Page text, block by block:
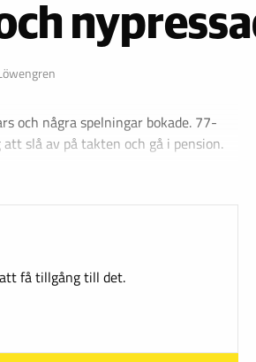
och några spelningar bokade. 77-
slå av på takten och gå i pension.
få tillgång till det.